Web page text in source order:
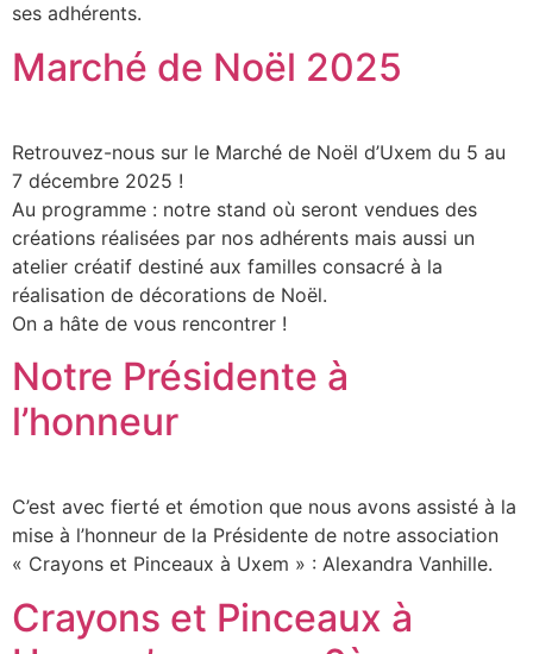
ses adhérents.
Marché de Noël 2025
Retrouvez-nous sur le Marché de Noël d’Uxem du 5 au
7 décembre 2025 !
Au programme : notre stand où seront vendues des
créations réalisées par nos adhérents mais aussi un
atelier créatif destiné aux familles consacré à la
réalisation de décorations de Noël.
On a hâte de vous rencontrer !
Notre Présidente à
l’honneur
C’est avec fierté et émotion que nous avons assisté à la
mise à l’honneur de la Présidente de notre association
« Crayons et Pinceaux à Uxem » : Alexandra Vanhille.
Crayons et Pinceaux à